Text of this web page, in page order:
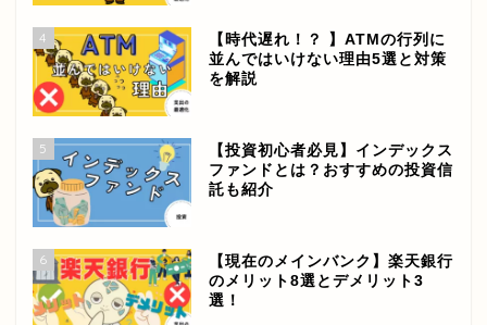
4
【時代遅れ！？ 】ATMの行列に
並んではいけない理由5選と対策
を解説
5
【投資初心者必見】インデックス
ファンドとは？おすすめの投資信
託も紹介
6
【現在のメインバンク】楽天銀行
のメリット8選とデメリット3
選！